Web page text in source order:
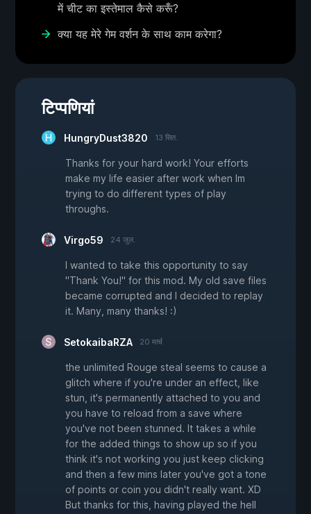
में चीट का इस्तेमाल कैसे करूँ?
क्या यह मेरे गेम वर्शन के साथ काम करेगा?
टिप्पणियां
HungryDust3820 13 सित.
Thanks for your hard work! Your efforts
make my life easier after work when Im
trying to do different types of play
throughs.
Virgo59 24 जुल.
I wanted to take this opportunity to say
"Thank You!" for this mod. My old save files
became corrupted and I decided to replay
it. Many, many thanks! :)
SetokaibaRZA 20 मार्च
the unlimited Rouge steal seems to cause a
glitch where if you're under an effect, like
stun, it's permanently attached to you and
you have to reload from a save where
you've not been stunned. It takes a while
for the added things to show up so if you
think it's not working you just keep clicking
and then a few mins later you've got a tone
of points or coin you didn't really want. XD
But thanks for this, having played the hell